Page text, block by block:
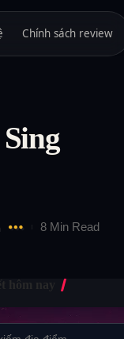
Chính sách review
8 Min Read
hôm nay